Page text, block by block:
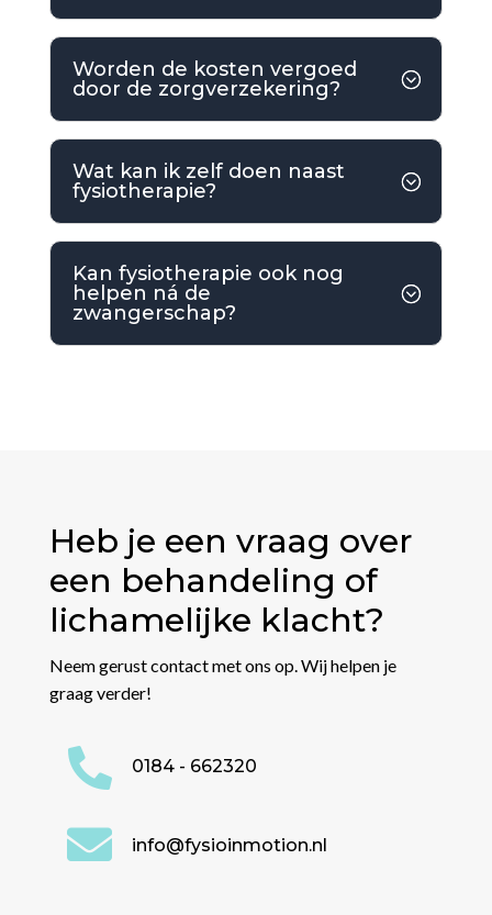
Worden de kosten vergoed
door de zorgverzekering?
Wat kan ik zelf doen naast
fysiotherapie?
Kan fysiotherapie ook nog
helpen ná de
zwangerschap?
Heb je een vraag over
een behandeling of
lichamelijke klacht?
Neem gerust contact met ons op. Wij helpen je
graag verder!
 0184 - 662320
 info@fysioinmotion.nl